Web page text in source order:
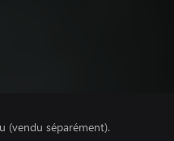
(vendu séparément).